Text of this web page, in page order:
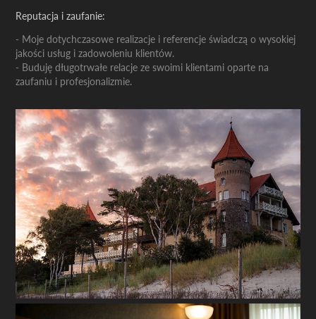
Reputacja i zaufanie:
- Moje dotychczasowe realizacje i referencje świadczą o wysokiej
jakości usług i zadowoleniu klientów.
- Buduję długotrwałe relacje ze swoimi klientami oparte na
zaufaniu i profesjonalizmie.